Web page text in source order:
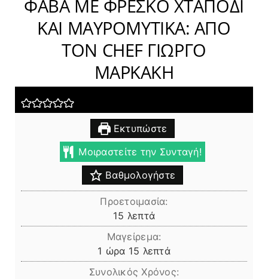
ΦΑΒΑ ΜΕ ΦΡΕΣΚΟ ΧΤΑΠΟΔΙ
ΚΑΙ ΜΑΥΡΟΜΥΤΙΚΑ: ΑΠΟ
ΤΟΝ CHEF ΓΙΩΡΓΟ
ΜΑΡΚΑΚΗ
Εκτυπώστε
Μοιραστείτε την Συνταγή!
Βαθμολογήστε
Προετοιμασία:
15 λεπτά
λεπτά
Μαγείρεμα:
1 ώρα
ώρα 15 λεπτά
λεπτά
Συνολικός Χρόνος: